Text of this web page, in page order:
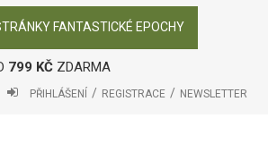
FANTASTICKÉ EPOCHY
799 KČZDARMA
PŘIHLÁŠENÍ REGISTRACE NEWSLETTER